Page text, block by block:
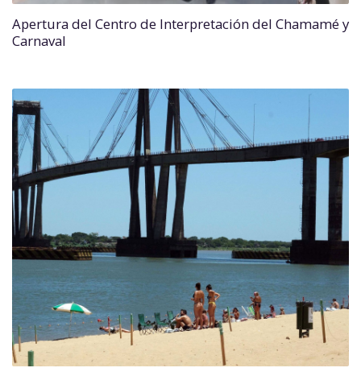
Apertura del Centro de Interpretación del Chamamé y
Carnaval